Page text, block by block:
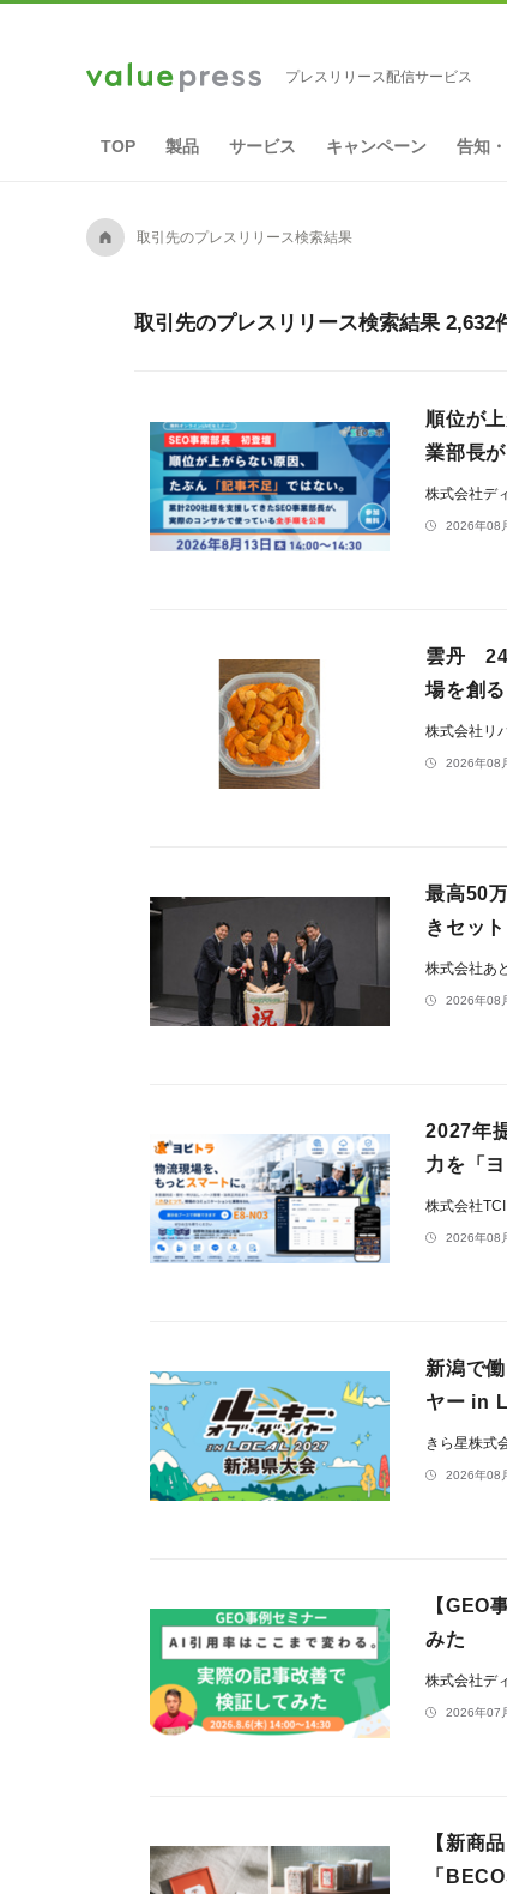
プレスリリース配信サービス
TOP 製品 サービス キャンペーン 告知
A 取引先のプレスリリース検索結果
取引先のプレスリリース検索結果 2,632
順位が
業部長
株式会社デ
2026年08
雲丹 24
場を創る
株式会社リ
2026年08
最高50
きセッ
株式会社あ
2026年08
2027年
力を「
株式会社TCI
2026年08
新潟で
ヤー in
きら星株式
2026年08
【GEO
みた
株式会社デ
2026年07
【新商
「